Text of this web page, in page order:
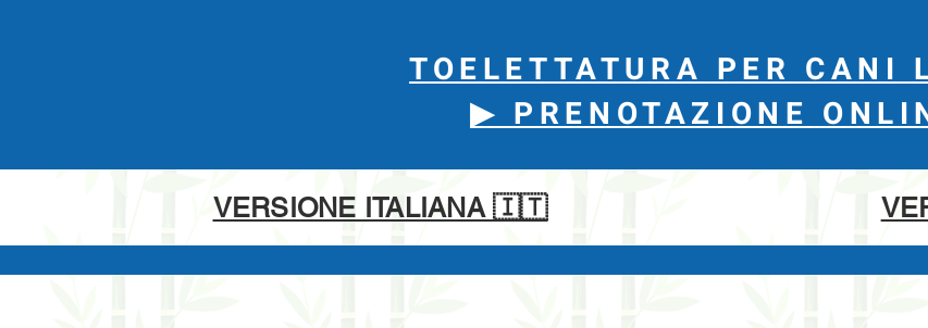
TOELETTATURA PER CANI
▶︎ PRENOTAZIONE
VERSIONE ITALIANA 🇮🇹